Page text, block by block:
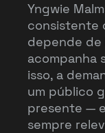
Yngwie
consistente
depende de
acompanha
isso, a
um público
presente —
sempre